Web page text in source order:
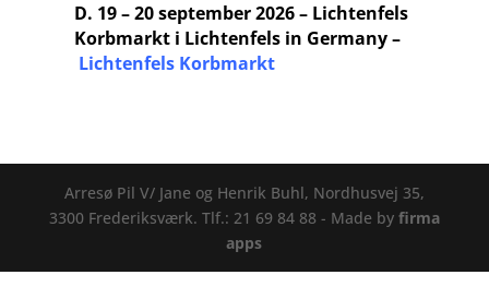
D. 19 – 20 september 2026 – Lichtenfels
Korbmarkt i Lichtenfels in Germany –
Lichtenfels Korbmarkt
Arresø Pil V/ Jane og Henrik Buhl, Nordhusvej 35,
3300 Frederiksværk. Tlf.: 21 69 84 88 - Made by firma
apps